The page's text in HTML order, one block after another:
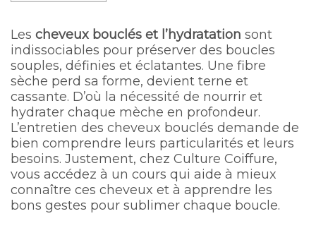
Les cheveux bouclés et l’hydratation sont
indissociables pour préserver des boucles
souples, définies et éclatantes. Une fibre
sèche perd sa forme, devient terne et
cassante. D’où la nécessité de nourrir et
hydrater chaque mèche en profondeur.
L’entretien des cheveux bouclés demande de
bien comprendre leurs particularités et leurs
besoins. Justement, chez Culture Coiffure,
vous accédez à un cours qui aide à mieux
connaître ces cheveux et à apprendre les
bons gestes pour sublimer chaque boucle.